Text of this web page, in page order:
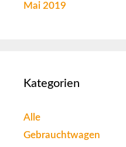
Mai 2019
Kategorien
Alle
Gebrauchtwagen